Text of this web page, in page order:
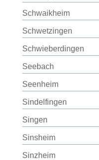
Schwaikheim
Schwetzingen
Schwieberdingen
Seebach
Seenheim
Sindelfingen
Singen
Sinsheim
Sinzheim